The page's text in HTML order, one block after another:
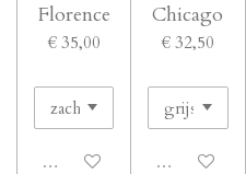
Florence
€ 35,00
Uitgeschakeld
Chicago
€ 32,50
Uitgeschakeld